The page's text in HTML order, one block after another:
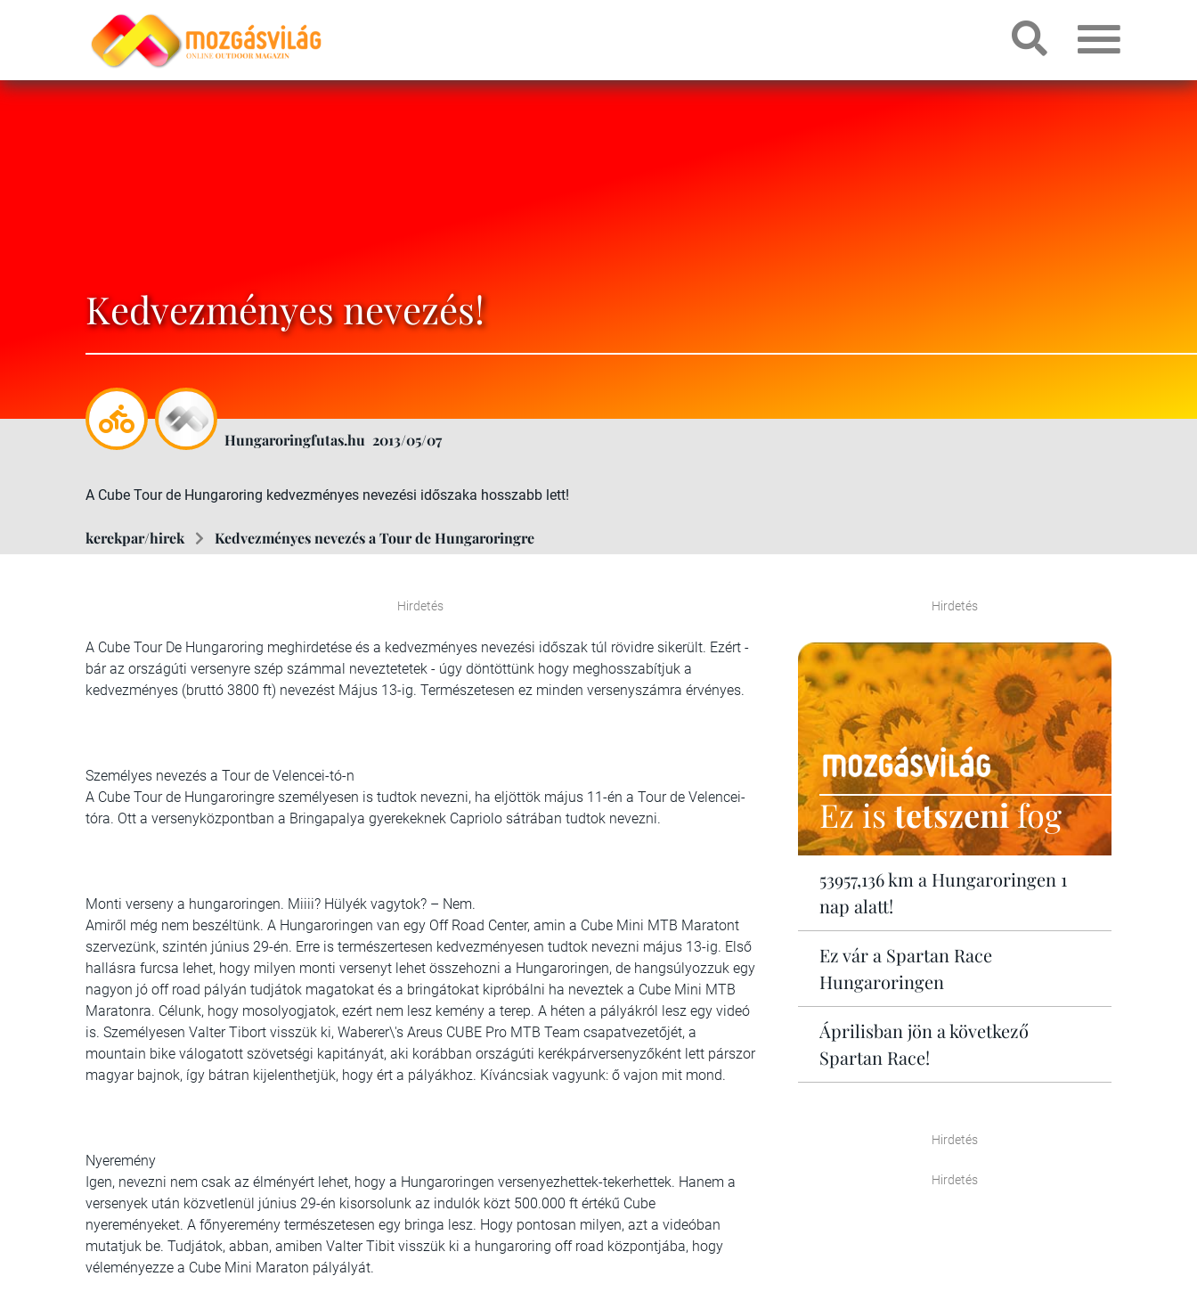
Kedvezményes nevezés!
Hungaroringfutas.hu 2013/05/07
A Cube Tour de Hungaroring kedvezményes nevezési időszaka hosszabb lett!
kerekpar/hirek Kedvezményes nevezés a Tour de Hungaroringre
Hirdetés
A Cube Tour De Hungaroring meghirdetése és a kedvezményes nevezési időszak túl rövidre sikerült. Ezért -
bár az országúti versenyre szép számmal neveztetetek - úgy döntöttünk hogy meghosszabítjuk a
kedvezményes (bruttó 3800 ft) nevezést Május 13-ig. Természetesen ez minden versenyszámra érvényes.
Személyes nevezés a Tour de Velencei-tó-n
A Cube Tour de Hungaroringre személyesen is tudtok nevezni, ha eljöttök május 11-én a Tour de Velencei-
tóra. Ott a versenyközpontban a Bringapalya gyerekeknek Capriolo sátrában tudtok nevezni.
Monti verseny a hungaroringen. Miiii? Hülyék vagytok? – Nem.
Amiről még nem beszéltünk. A Hungaroringen van egy Off Road Center, amin a Cube Mini MTB Maratont
szervezünk, szintén június 29-én. Erre is természertesen kedvezményesen tudtok nevezni május 13-ig. Első
hallásra furcsa lehet, hogy milyen monti versenyt lehet összehozni a Hungaroringen, de hangsúlyozzuk egy
nagyon jó off road pályán tudjátok magatokat és a bringátokat kipróbálni ha neveztek a Cube Mini MTB
Maratonra. Célunk, hogy mosolyogjatok, ezért nem lesz kemény a terep. A héten a pályákról lesz egy videó
is. Személyesen Valter Tibort visszük ki, Waberer\'s Areus CUBE Pro MTB Team csapatvezetőjét, a
mountain bike válogatott szövetségi kapitányát, aki korábban országúti kerékpárversenyzőként lett párszor
magyar bajnok, így bátran kijelenthetjük, hogy ért a pályákhoz. Kíváncsiak vagyunk: ő vajon mit mond.
Nyeremény
Igen, nevezni nem csak az élményért lehet, hogy a Hungaroringen versenyezhettek-tekerhettek. Hanem a
versenyek után közvetlenül június 29-én kisorsolunk az indulók közt 500.000 ft értékű Cube
nyereményeket. A főnyeremény természetesen egy bringa lesz. Hogy pontosan milyen, azt a videóban
mutatjuk be. Tudjátok, abban, amiben Valter Tibit visszük ki a hungaroring off road központjába, hogy
véleményezze a Cube Mini Maraton pályályát.
Hirdetés
Ez istetszenifog
53957,136 km a Hungaroringen 1
nap alatt!
Ez vár a Spartan Race
Hungaroringen
Áprilisban jön a következő
Spartan Race!
Hirdetés
Hirdetés